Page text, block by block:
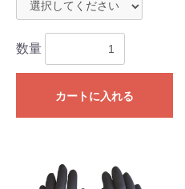
数量
カートに入れる